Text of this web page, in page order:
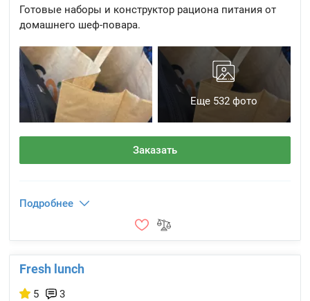
Готовые наборы и конструктор рациона питания от
домашнего шеф-повара.
Еще 532 фото
Заказать
Подробнее
Fresh lunch
5 3